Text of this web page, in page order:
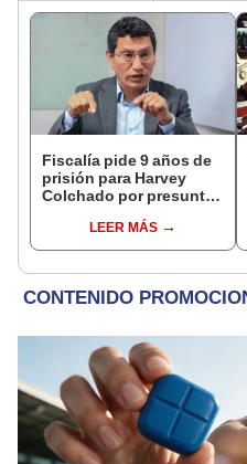
Fiscalía pide 9 años de
prisión para Harvey
Colchado por presunta
incompatible y falsedad
ideológica
LEER MÁS